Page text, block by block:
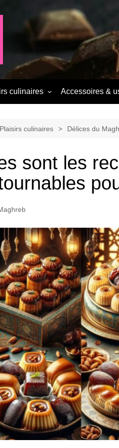
culinaires
du Maghreb
Accessoires &
Plaisirs culinaires Délices du
sont les